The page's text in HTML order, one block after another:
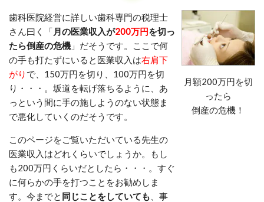
月額200万円を切
ったら
倒産の危機！
歯科医院経営に詳しい歯科専門の税理士
さん曰く「 月の医業収入が200万円を切っ
たら倒産の危機 」だそうです。ここで何
の手も打たずにいると医業収入は右肩下
がり で、150万円を切り、100万円を切
り・・・。坂道を転げ落ちるように、あ
っという間に手の施しようのない状態ま
で悪化していくのだそうです。
このページをご覧いただいている先生の
医業収入はどれくらいでしょうか。もし
も200万円 くらいだとしたら・・・。すぐ
に何らかの手を打つことをお勧めしま
す。今までと 同じことをしていても
、事